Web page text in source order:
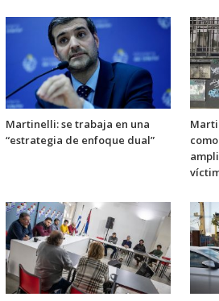
Martinelli: se trabaja en una
“estrategia de enfoque dual”